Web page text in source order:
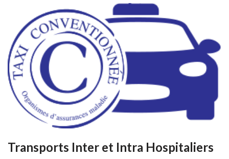
Transports Inter et Intra Hospitaliers